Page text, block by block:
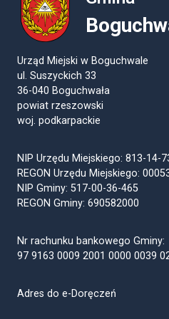
Urząd Miejski w Boguchwale
ul. Suszyckich 33
36-040 Boguchwała
powiat rzeszowski
woj. podkarpackie
NIP Urzędu Miejskiego: 813-14-
REGON Urzędu Miejskiego:
NIP Gminy: 517-00-36-465
REGON Gminy: 690582000
Nr rachunku bankowego Gminy:
97 9163 0009 2001 0000 0039
Adres do e-Doręczeń